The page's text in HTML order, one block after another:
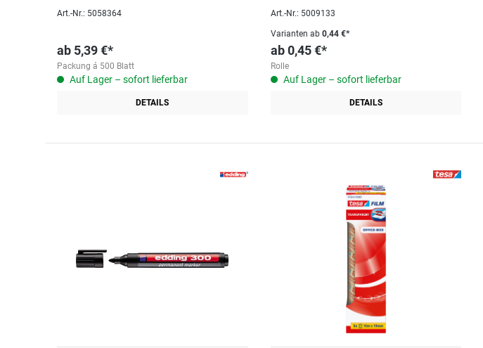
Art.-Nr.: 5058364
ab 5,39 €*
Packung á 500 Blatt
Auf Lager – sofort lieferbar
DETAILS
Art.-Nr.: 5009133
Varianten ab0,44 €*
ab 0,45 €*
Rolle
Auf Lager – sofort lieferbar
DETAILS